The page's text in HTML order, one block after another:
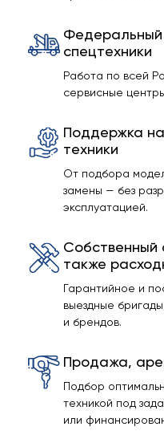
спецтехники
Работа по всей
сервисные
Поддержка
техники
От подбора
замены — без
эксплуатацией.
Собственный
также
Гарантийное и
выездные
и брендов.
Продажа,
Подбор
техникой под
или